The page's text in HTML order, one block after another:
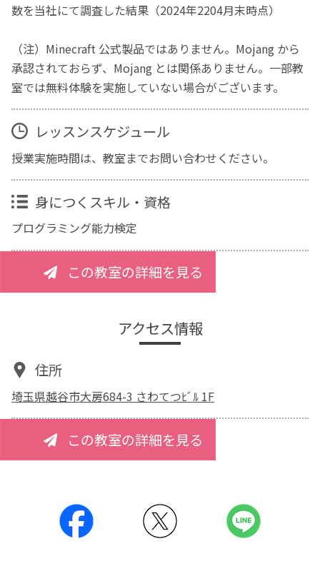
数を当社にて調査した結果（2024年2204月末時点）
（注）Minecraft 公式製品ではありません。Mojang から
承認されておらず、Mojang とは関係ありません。一部教
室では無料体験を実施していない場合がございます。
レッスンスケジュール
授業実施時間は、教室までお問い合わせください。
身につくスキル・資格
プログラミング能力検定
この教室の詳細を見る
アクセス情報
住所
埼玉県越谷市大房684-3 さわてつﾋﾞﾙ 1F
この教室の詳細を見る